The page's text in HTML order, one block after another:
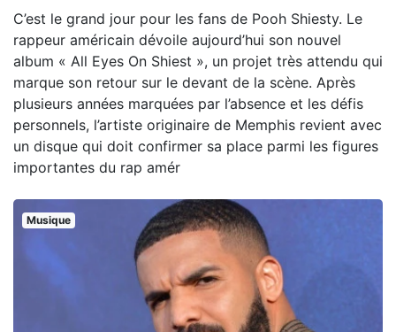
C’est le grand jour pour les fans de Pooh Shiesty. Le
rappeur américain dévoile aujourd’hui son nouvel
album « All Eyes On Shiest », un projet très attendu qui
marque son retour sur le devant de la scène. Après
plusieurs années marquées par l’absence et les défis
personnels, l’artiste originaire de Memphis revient avec
un disque qui doit confirmer sa place parmi les figures
importantes du rap amér
Musique